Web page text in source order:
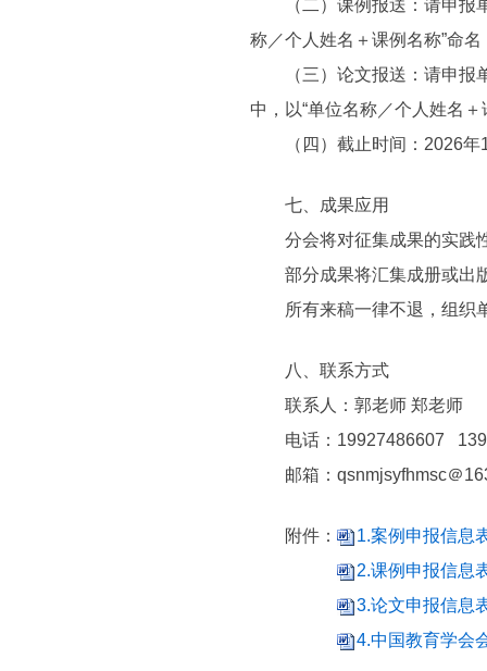
（二）课例报送：请申报单
称／个人姓名＋课例名称”命
（三）论文报送：请申报单
中，以“单位名称／个人姓名
（四）截止时间：2026年
七、成果应用
分会将对征集成果的实践性
部分成果将汇集成册或出版
所有来稿一律不退，组织单
八、联系方式
联系人：郭老师 郑老师
电话：19927486607
邮箱：qsnmjsyfhmsc＠
附件：
1.案例申报信息
2.课例申报信息
3.论文申报信息
4.中国教育学会